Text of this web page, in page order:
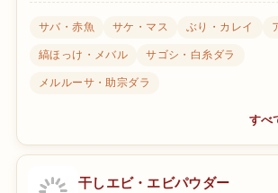
サバ・赤魚 サケ・マス ぶり・カレイ
縞ほっけ・メバル サゴシ・白糸ダラ
メルルーサ・助宗ダラ
すべ
干しエビ・エビパウダー